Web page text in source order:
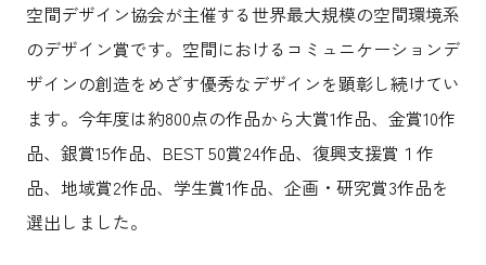
空間デザイン協会が主催する世界最大規模の空間環境系
のデザイン賞です。空間におけるコミュニケーションデ
ザインの創造をめざす優秀なデザインを顕彰し続けてい
ます。今年度は約800点の作品から大賞1作品、金賞10作
品、銀賞15作品、BEST 50賞24作品、復興支援賞１作
品、地域賞2作品、学生賞1作品、企画・研究賞3作品を
選出しました。